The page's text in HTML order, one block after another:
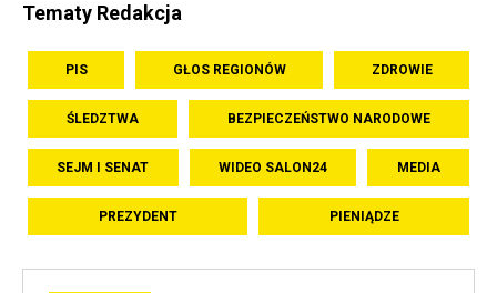
Tematy Redakcja
PIS GŁOS REGIONÓW ZDROWIE
ŚLEDZTWA BEZPIECZEŃSTWO NARODOWE
SEJM I SENAT WIDEO SALON24 MEDIA
PREZYDENT PIENIĄDZE